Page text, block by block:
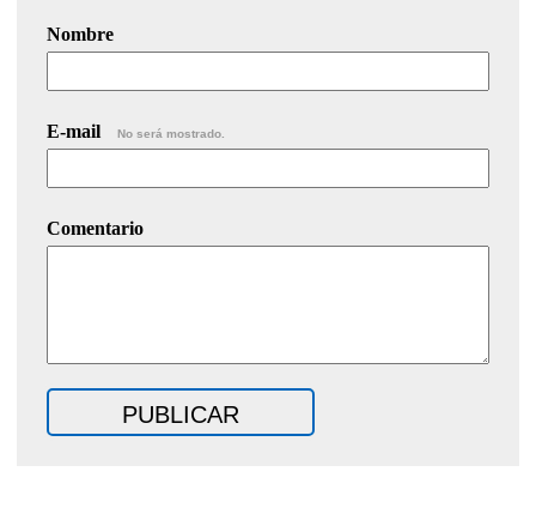
Nombre
E-mail No será mostrado.
Comentario